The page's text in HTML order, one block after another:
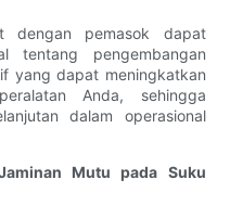
dengan pemasok dapat
tentang pengembangan
yang dapat meningkatkan
Anda, sehingga
dalam operasional
Mutu pada Suku